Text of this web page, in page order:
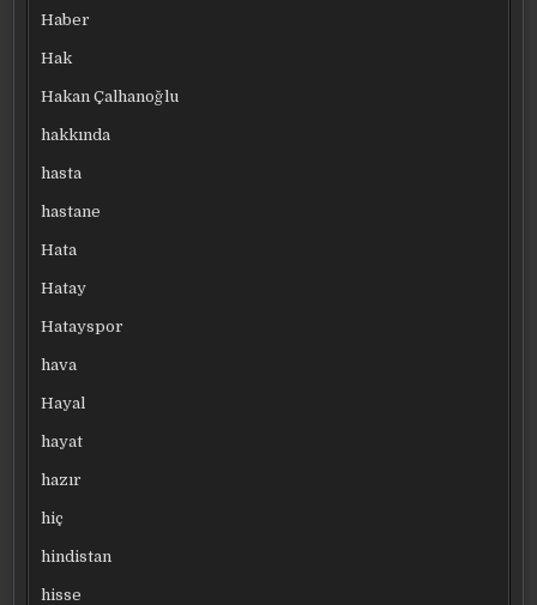
Haber
Hak
Hakan Çalhanoğlu
hakkında
hasta
hastane
Hata
Hatay
Hatayspor
hava
Hayal
hayat
hazır
hiç
hindistan
hisse